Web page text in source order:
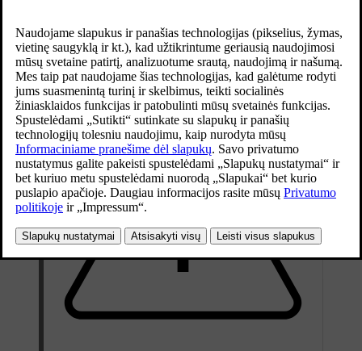
Atnaujinta 2026-02-02
techninės pagalbos tarnybą.